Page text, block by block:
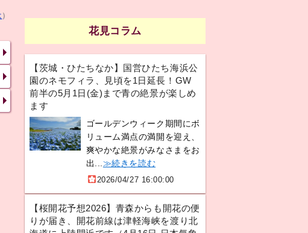
）
花見コラム
【茨城・ひたちなか】国営ひたち海浜公
園のネモフィラ、見頃を1日延長！GW
前半の5月1日(金)まで青の絶景が楽しめ
ます
ゴールデンウィーク期間にボ
リューム満点の満開を迎え、
爽やかな絶景がみなさまをお
出... ≫続きを読む
2026/04/27 16:00:00
【桜開花予想2026】青森からも開花の便
りが届き、開花前線は津軽海峡を渡り北